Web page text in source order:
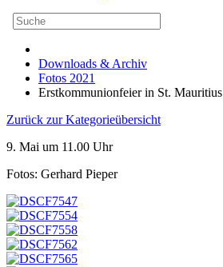
Downloads & Archiv
Fotos 2021
Erstkommunionfeier in St. Mauritius
Zurück zur Kategorieübersicht
9. Mai um 11.00 Uhr
Fotos: Gerhard Pieper